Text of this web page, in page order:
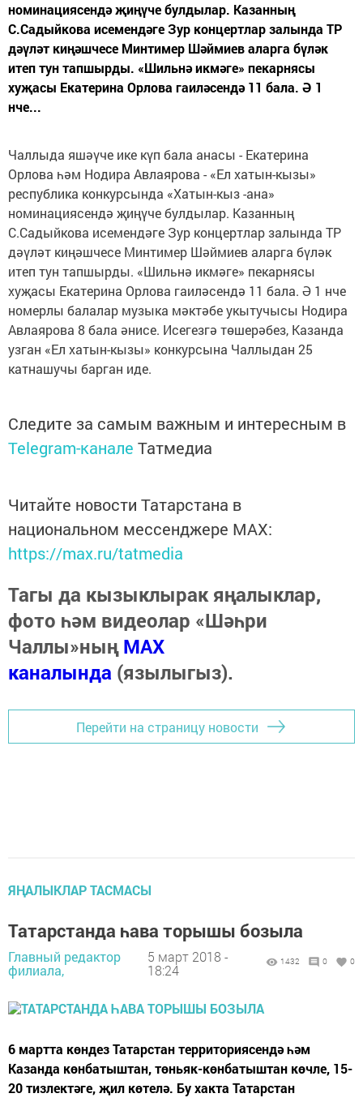
номинациясендә җиңүче булдылар. Казанның
С.Садыйкова исемендәге Зур концертлар залында ТР
дәүләт киңәшчесе Минтимер Шәймиев аларга бүләк
итеп тун тапшырды. «Шильнә икмәге» пекарнясы
хуҗасы Екатерина Орлова гаиләсендә 11 бала. Ә 1
нче...
Чаллыда яшәүче ике күп бала анасы - Екатерина
Орлова һәм Нодира Авлаярова - «Ел хатын-кызы»
республика конкурсында «Хатын-кыз -ана»
номинациясендә җиңүче булдылар. Казанның
С.Садыйкова исемендәге Зур концертлар залында ТР
дәүләт киңәшчесе Минтимер Шәймиев аларга бүләк
итеп тун тапшырды. «Шильнә икмәге» пекарнясы
хуҗасы Екатерина Орлова гаиләсендә 11 бала. Ә 1 нче
номерлы балалар музыка мәктәбе укытучысы Нодира
Авлаярова 8 бала әнисе. Исегезгә төшерәбез, Казанда
узган «Ел хатын-кызы» конкурсына Чаллыдан 25
катнашучы барган иде.
Следите за самым важным и интересным в
Telegram-канале Татмедиа
Читайте новости Татарстана в
национальном мессенджере MАХ:
https://max.ru/tatmedia
Тагы да кызыклырак яңалыклар,
фото һәм видеолар «Шәһри
Чаллы»ныңMAX
каналында (язылыгыз).
Перейти на страницу новости
ЯҢАЛЫКЛАР ТАСМАСЫ
Татарстанда һава торышы бозыла
Главный редактор
филиала,
5 март 2018 -
18:24
1432 0 0
6 мартта көндез Татарстан территориясендә һәм
Казанда көнбатыштан, төньяк-көнбатыштан көчле, 15-
20 тизлектәге, җил көтелә. Бу хакта Татарстан